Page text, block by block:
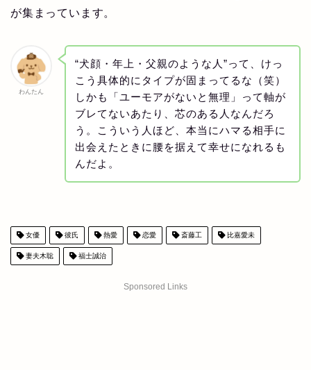
が集まっています。
わんたん
“犬顔・年上・父親のような人”って、けっ
こう具体的にタイプが固まってるな（笑）
しかも「ユーモアがないと無理」って軸が
ブレてないあたり、芯のある人なんだろ
う。こういう人ほど、本当にハマる相手に
出会えたときに腰を据えて幸せになれるも
んだよ。
女優 彼氏 熱愛 恋愛 斎藤工 比嘉愛未
妻夫木聡 福士誠治
Sponsored Links